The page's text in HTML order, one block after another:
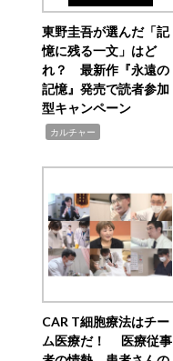
東野圭吾が選んだ「記
憶に残る一文」はど
れ？ 最新作『永遠の
記憶』発売で読者参加
型キャンペーン
カルチャー
CAR T細胞療法はチー
ム医療だ！ 医療従事